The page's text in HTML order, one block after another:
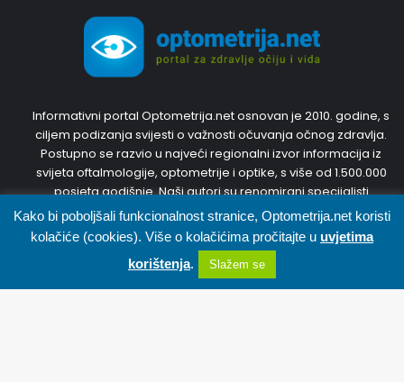
Informativni portal Optometrija.net osnovan je 2010. godine, s
ciljem podizanja svijesti o važnosti očuvanja očnog zdravlja.
Postupno se razvio u najveći regionalni izvor informacija iz
svijeta oftalmologije, optometrije i optike, s više od 1.500.000
posjeta godišnje. Naši autori su renomirani specijalisti
oftalmologije i optometristi s inozemnim diplomama i
dugogodišnjim iskustvom. Trudit ćemo se predstaviti Vam
najnovije, točne i korisne informacije. Pridružite nam se,
sudjelujte u diskusijama i svojim prijedlozima kreirajte portal
zajedno s nama.
Facebook X WhatsApp Telegram Viber
Kako bi poboljšali funkcionalnost stranice, Optometrija.net koristi
kolačiće (cookies). Više o kolačićima pročitajte u uvjetima
korištenja. Slažem se